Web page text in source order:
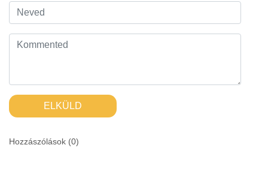
ELKÜLD
Hozzászólások (0)